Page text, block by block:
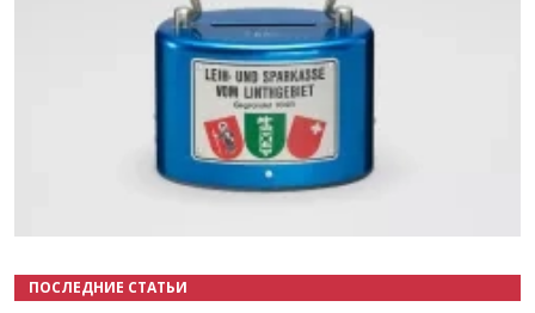
ПОСЛЕДНИЕ СТАТЬИ